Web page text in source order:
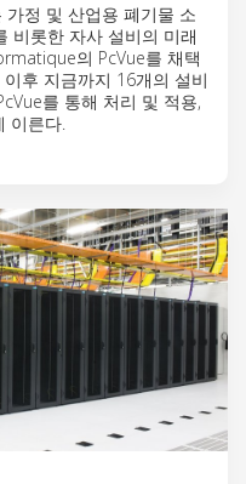
가정 및 산업용 폐기물 소
비롯한 자사 설비의 미래
의 PcVue를 채택
후 지금까지 16개의 설비
를 통해 처리 및 적용,
이른다.